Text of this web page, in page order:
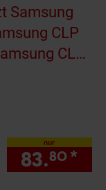
CLP
CLP
nur
83.80 *